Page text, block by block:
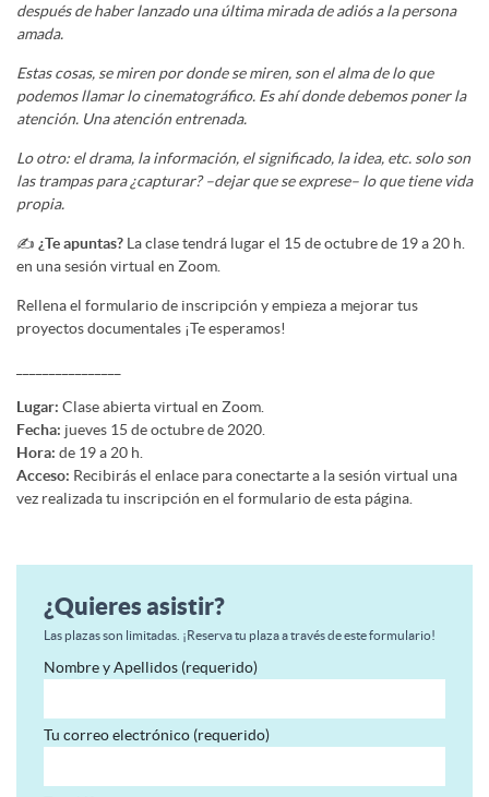
después de haber lanzado una última mirada de adiós a la persona
amada.
Estas cosas, se miren por donde se miren, son el alma de lo que
podemos llamar lo cinematográfico. Es ahí donde debemos poner la
atención. Una atención entrenada.
Lo otro: el drama, la información, el significado, la idea, etc. solo son
las trampas para ¿capturar? –dejar que se exprese– lo que tiene vida
propia.
✍️ ¿Te apuntas? La clase tendrá lugar el 15 de octubre de 19 a 20 h.
en una sesión virtual en Zoom.
Rellena el formulario de inscripción y empieza a mejorar tus
proyectos documentales ¡Te esperamos!
Lugar: Clase abierta virtual en Zoom.
Fecha: jueves 15 de octubre de 2020.
Hora: de 19 a 20 h.
Acceso: Recibirás el enlace para conectarte a la sesión virtual una
vez realizada tu inscripción en el formulario de esta página.
¿Quieres asistir?
Las plazas son limitadas. ¡Reserva tu plaza a través de este formulario!
Nombre y Apellidos (requerido)
Tu correo electrónico (requerido)